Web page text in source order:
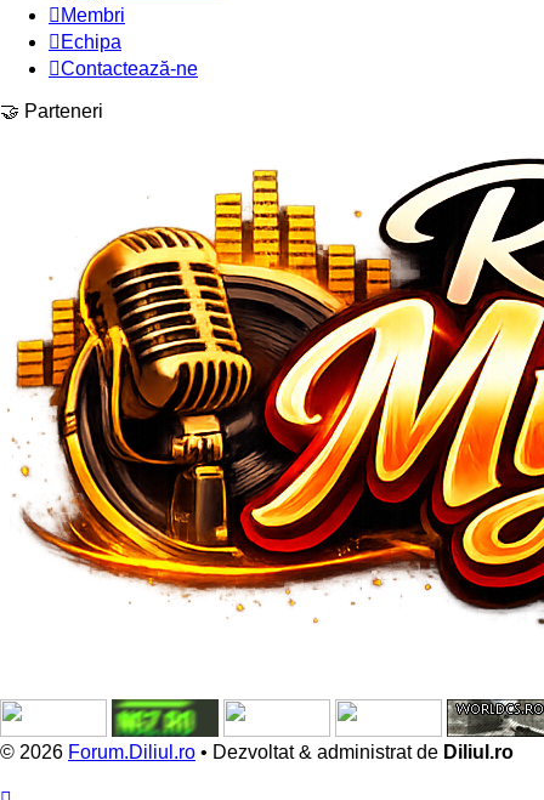
Membri
Echipa
Contactează-ne
🤝 Parteneri
© 2026 Forum.Diliul.ro • Dezvoltat & administrat de Diliul.ro